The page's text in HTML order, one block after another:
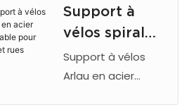
résistantes aux
intempéries et
stationnement
sécurisé pour les
vélos dans les
t à vélo
cadre en acier
galvanisé ou
inoxydable,
revêtement en
durabilité accrue.
Support à
vélos spiralé
en acier
inoxydable
Support à vélos
Arlau en acier